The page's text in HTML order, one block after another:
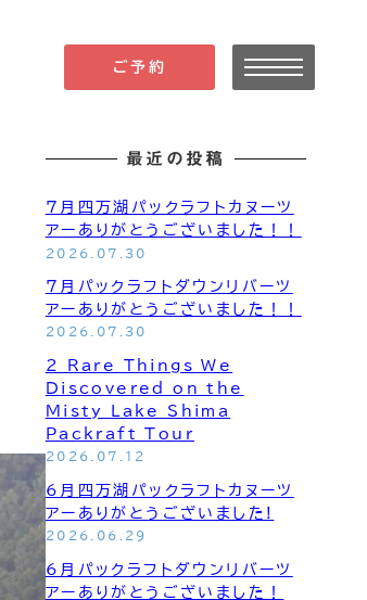
ご予約
最近の投稿
7月四万湖パックラフトカヌーツ
アーありがとうございました！！
2026.07.30
7月パックラフトダウンリバーツ
アーありがとうございました！！
2026.07.30
2 Rare Things We
Discovered on the
Misty Lake Shima
Packraft Tour
2026.07.12
6月四万湖パックラフトカヌーツ
アーありがとうございました!
2026.06.29
6月パックラフトダウンリバーツ
アーありがとうございました！